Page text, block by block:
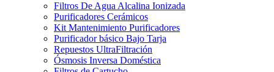
Filtros De Agua Alcalina Ionizada
Purificadores Cerámicos
Kit Mantenimiento Purificadores
Purificador básico Bajo Tarja
Repuestos UltraFiltración
Ósmosis Inversa Doméstica